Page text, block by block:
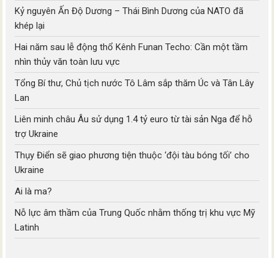
Kỷ nguyên Ấn Độ Dương – Thái Bình Dương của NATO đã
khép lại
Hai năm sau lễ động thổ Kênh Funan Techo: Cần một tầm
nhìn thủy văn toàn lưu vực
Tổng Bí thư, Chủ tịch nước Tô Lâm sắp thăm Úc và Tân Lây
Lan
Liên minh châu Âu sử dụng 1.4 tỷ euro từ tài sản Nga để hỗ
trợ Ukraine
Thụy Điển sẽ giao phương tiện thuộc ‘đội tàu bóng tối’ cho
Ukraine
Ai là ma?
Nỗ lực âm thầm của Trung Quốc nhằm thống trị khu vực Mỹ
Latinh